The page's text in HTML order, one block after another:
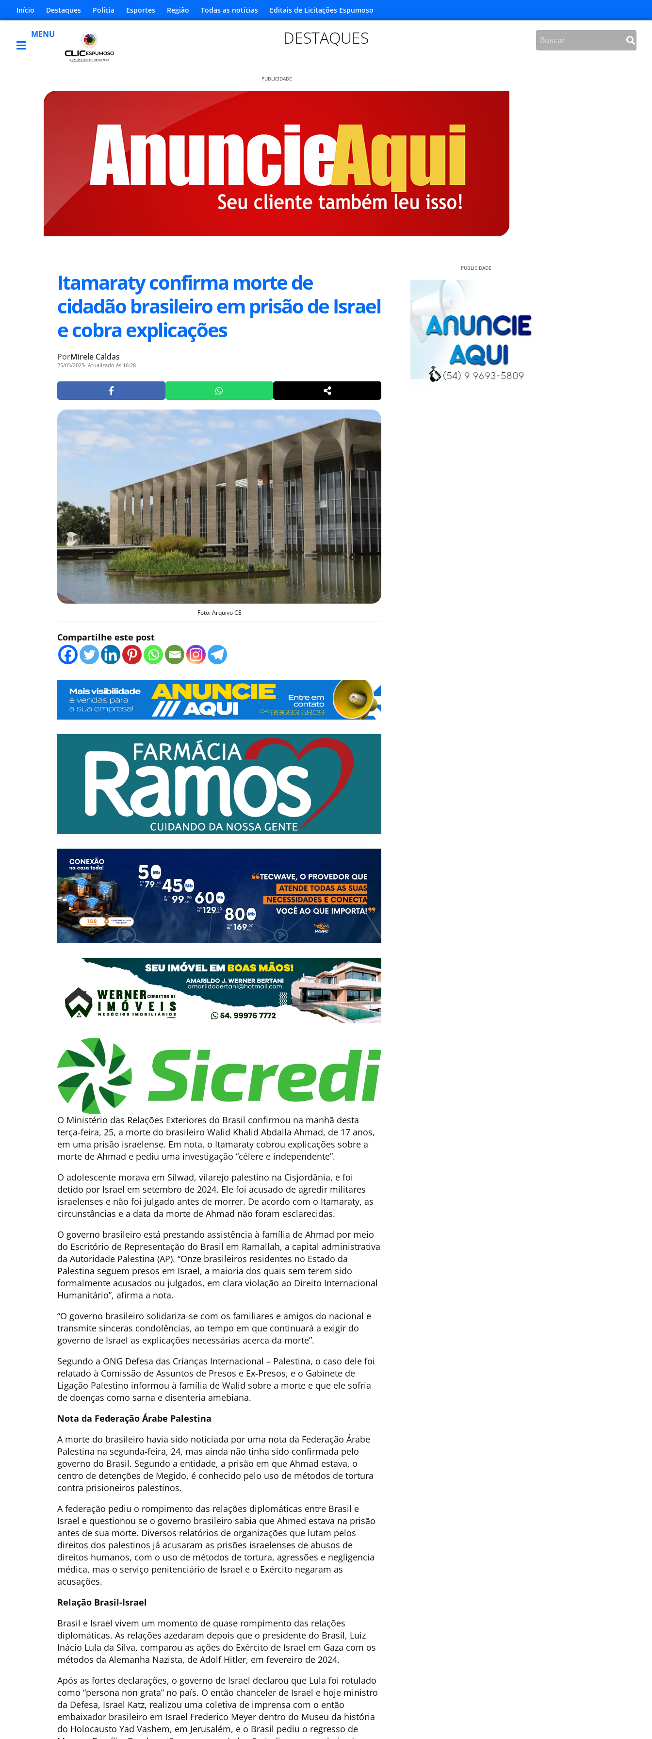
Início Destaques Polícia Esportes Região Todas as notícias Editais de Licitações Espumoso
MENU DESTAQUES
PUBLICIDADE
Itamaraty confirma morte de
cidadão brasileiro em prisão de Israel
e cobra explicações
PorMirele Caldas
25/03/2025 Atualizado às 16:28
Foto: Arquivo CE
Compartilhe este post
O Ministério das Relações Exteriores do Brasil confirmou na manhã desta
terça-feira, 25, a morte do brasileiro Walid Khalid Abdalla Ahmad, de 17 anos,
em uma prisão israelense. Em nota, o Itamaraty cobrou explicações sobre a
morte de Ahmad e pediu uma investigação “célere e independente”.
O adolescente morava em Silwad, vilarejo palestino na Cisjordânia, e foi
detido por Israel em setembro de 2024. Ele foi acusado de agredir militares
israelenses e não foi julgado antes de morrer. De acordo com o Itamaraty, as
circunstâncias e a data da morte de Ahmad não foram esclarecidas.
O governo brasileiro está prestando assistência à família de Ahmad por meio
do Escritório de Representação do Brasil em Ramallah, a capital administrativa
da Autoridade Palestina (AP). “Onze brasileiros residentes no Estado da
Palestina seguem presos em Israel, a maioria dos quais sem terem sido
formalmente acusados ou julgados, em clara violação ao Direito Internacional
Humanitário”, afirma a nota.
“O governo brasileiro solidariza-se com os familiares e amigos do nacional e
transmite sinceras condolências, ao tempo em que continuará a exigir do
governo de Israel as explicações necessárias acerca da morte”.
Segundo a ONG Defesa das Crianças Internacional – Palestina, o caso dele foi
relatado à Comissão de Assuntos de Presos e Ex-Presos, e o Gabinete de
Ligação Palestino informou à família de Walid sobre a morte e que ele sofria
de doenças como sarna e disenteria amebiana.
Nota da Federação Árabe Palestina
A morte do brasileiro havia sido noticiada por uma nota da Federação Árabe
Palestina na segunda-feira, 24, mas ainda não tinha sido confirmada pelo
governo do Brasil. Segundo a entidade, a prisão em que Ahmad estava, o
centro de detenções de Megido, é conhecido pelo uso de métodos de tortura
contra prisioneiros palestinos.
A federação pediu o rompimento das relações diplomáticas entre Brasil e
Israel e questionou se o governo brasileiro sabia que Ahmed estava na prisão
antes de sua morte. Diversos relatórios de organizações que lutam pelos
direitos dos palestinos já acusaram as prisões israelenses de abusos de
direitos humanos, com o uso de métodos de tortura, agressões e negligencia
médica, mas o serviço penitenciário de Israel e o Exército negaram as
acusações.
Relação Brasil-Israel
Brasil e Israel vivem um momento de quase rompimento das relações
diplomáticas. As relações azedaram depois que o presidente do Brasil, Luiz
Inácio Lula da Silva, comparou as ações do Exército de Israel em Gaza com os
métodos da Alemanha Nazista, de Adolf Hitler, em fevereiro de 2024.
Após as fortes declarações, o governo de Israel declarou que Lula foi rotulado
como “persona non grata” no país. O então chanceler de Israel e hoje ministro
da Defesa, Israel Katz, realizou uma coletiva de imprensa com o então
embaixador brasileiro em Israel Frederico Meyer dentro do Museu da história
do Holocausto Yad Vashem, em Jerusalém, e o Brasil pediu o regresso de
PUBLICIDADE